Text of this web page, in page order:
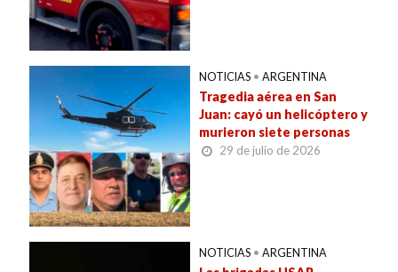
NOTICIAS • ARGENTINA
Tragedia aérea en San
Juan: cayó un helicóptero y
murieron siete personas
29 de julio de 2026
NOTICIAS • ARGENTINA